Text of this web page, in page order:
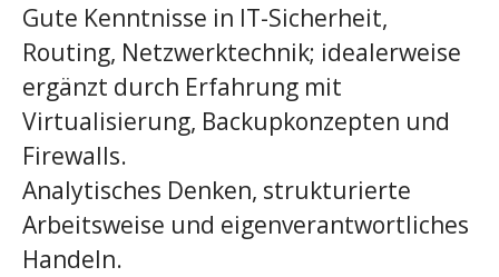
Gute Kenntnisse in IT-Sicherheit,
Routing, Netzwerktechnik; idealerweise
ergänzt durch Erfahrung mit
Virtualisierung, Backupkonzepten und
Firewalls.
Analytisches Denken, strukturierte
Arbeitsweise und eigenverantwortliches
Handeln.